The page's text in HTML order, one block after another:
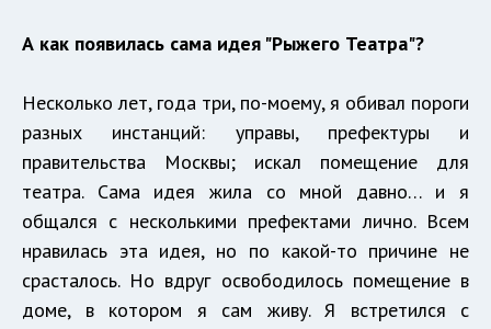
А как появилась сама идея "Рыжего Театра"?
Несколько лет, года три, по-моему, я обивал пороги
разных инстанций: управы, префектуры и
правительства Москвы; искал помещение для
театра. Сама идея жила со мной давно… и я
общался с несколькими префектами лично. Всем
нравилась эта идея, но по какой-то причине не
срасталось. Но вдруг освободилось помещение в
доме, в котором я сам живу. Я встретился с